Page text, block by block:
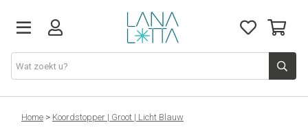
Stoffen
Home > Koordstopper | Groot | Licht Blauw